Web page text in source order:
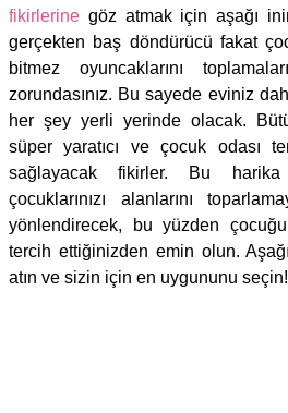
fikirlerine göz atmak için aşağı
gerçekten baş döndürücü fakat
bitmez oyuncaklarını
zorundasınız. Bu sayede eviniz
her şey yerli yerinde olacak.
süper yaratıcı ve çocuk odası
sağlayacak fikirler. Bu harika
çocuklarınızı alanlarını
yönlendirecek, bu yüzden
tercih ettiğinizden emin olun.
atın ve sizin için en uygununu seçin!